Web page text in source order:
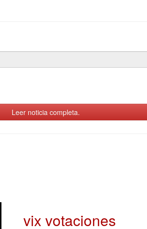
Leer noticia completa.
vix votaciones